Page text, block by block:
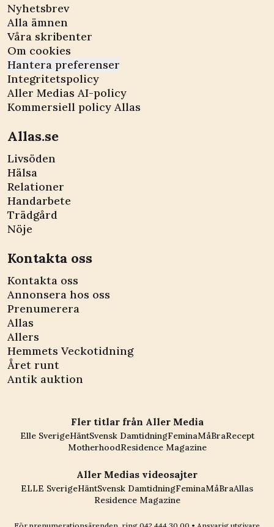
Nyhetsbrev
Alla ämnen
Våra skribenter
Om cookies
Hantera preferenser
Integritetspolicy
Aller Medias AI-policy
Kommersiell policy Allas
Allas.se
Livsöden
Hälsa
Relationer
Handarbete
Trädgård
Nöje
Kontakta oss
Kontakta oss
Annonsera hos oss
Prenumerera
Allas
Allers
Hemmets Veckotidning
Året runt
Antik auktion
Fler titlar från Aller Media
Elle SverigeHäntSvensk DamtidningFeminaMåBraRecept
MotherhoodResidence Magazine
Aller Medias videosajter
ELLE SverigeHäntSvensk DamtidningFeminaMåBraAllas
Residence Magazine